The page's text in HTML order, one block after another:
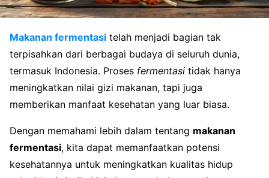
Makanan fermentasi telah menjadi bagian tak
terpisahkan dari berbagai budaya di seluruh dunia,
termasuk Indonesia. Proses fermentasi tidak hanya
meningkatkan nilai gizi makanan, tapi juga
memberikan manfaat kesehatan yang luar biasa.
Dengan memahami lebih dalam tentang makanan
fermentasi, kita dapat memanfaatkan potensi
kesehatannya untuk meningkatkan kualitas hidup